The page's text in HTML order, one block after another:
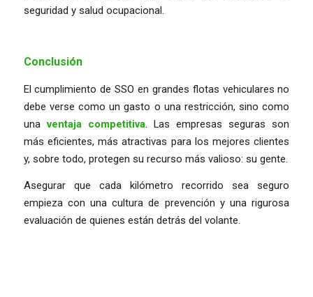
seguridad y salud ocupacional.
Conclusión
El cumplimiento de SSO en grandes flotas vehiculares no
debe verse como un gasto o una restricción, sino como
unaventaja competitiva. Las empresas seguras son
más eficientes, más atractivas para los mejores clientes
y, sobre todo, protegen su recurso más valioso: su gente.
Asegurar que cada kilómetro recorrido sea seguro
empieza con una cultura de prevención y una rigurosa
evaluación de quienes están detrás del volante.